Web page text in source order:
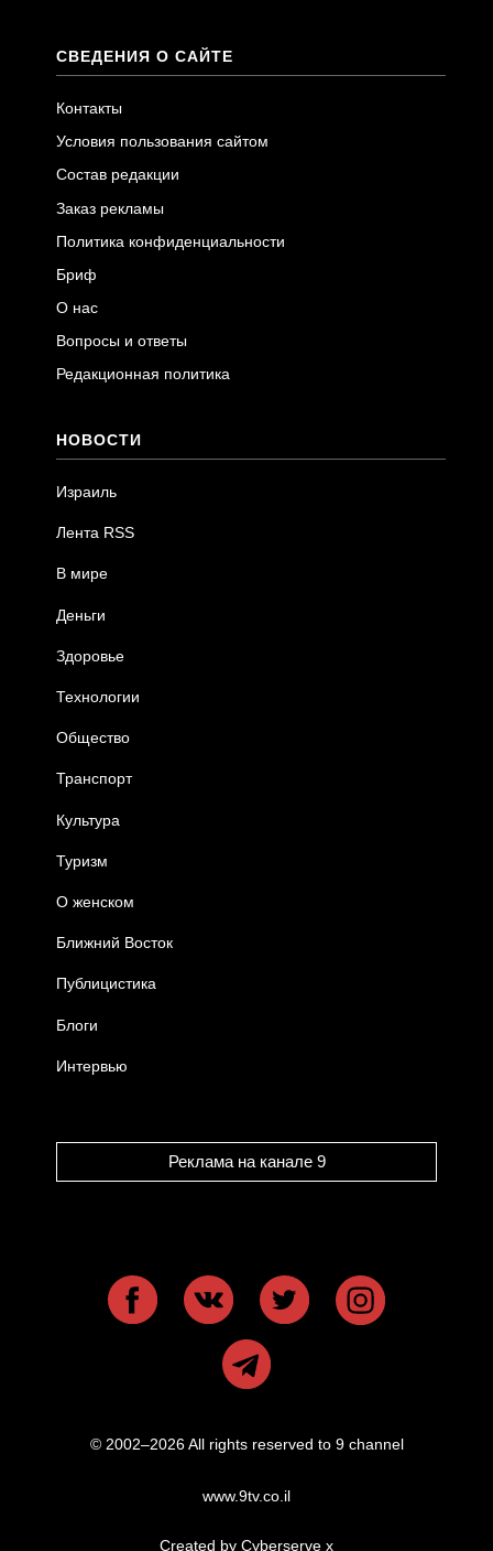
СВЕДЕНИЯ О САЙТЕ
Контакты
Условия пользования сайтом
Состав редакции
Заказ рекламы
Политика конфиденциальности
Бриф
О нас
Вопросы и ответы
Редакционная политика
НОВОСТИ
Израиль
Лента RSS
В мире
Деньги
Здоровье
Технологии
Общество
Транспорт
Культура
Туризм
О женском
Ближний Восток
Публицистика
Блоги
Интервью
Реклама на канале 9
© 2002–2026 All rights reserved to 9 channel
www.9tv.co.il
Created by Cyberserve x